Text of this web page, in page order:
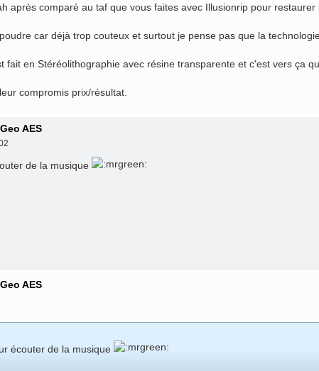
après comparé au taf que vous faites avec Illusionrip pour
car déjà trop couteux et surtout je pense pas que la
fait en Stéréolithographie avec résine transparente et c'est vers ça
compromis prix/résultat.
AES
de la musique
AES
écouter de la musique